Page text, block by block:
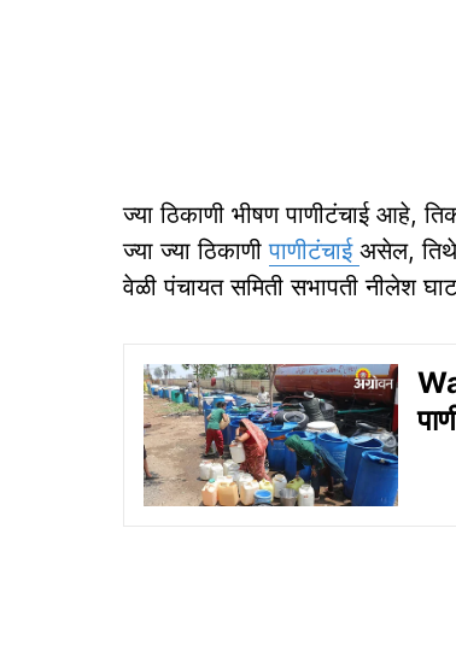
ज्या ठिकाणी भीषण पाणीटंचाई आहे,
ज्या ज्या ठिकाणीपाणीटंचाई असेल, तिथे
वेळी पंचायत समिती सभापती नीलेश